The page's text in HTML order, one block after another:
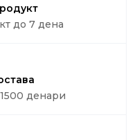
до 7 дена
денари